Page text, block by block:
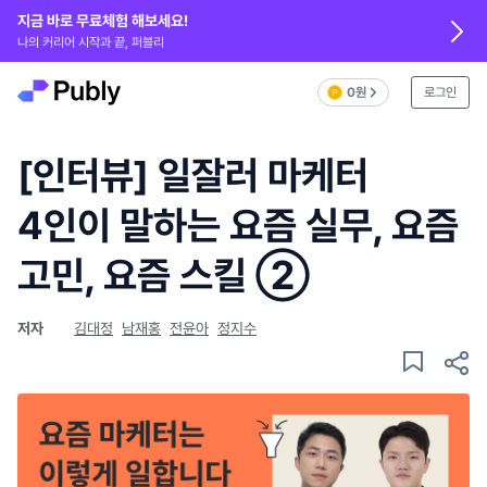
지금 바로 무료체험 해보세요!
나의 커리어 시작과 끝, 퍼블리
0원 로그인
[인터뷰] 일잘러 마케터
4인이 말하는 요즘 실무, 요즘
고민, 요즘 스킬 ➁
저자 김대정 남재홍 전윤아 정지수